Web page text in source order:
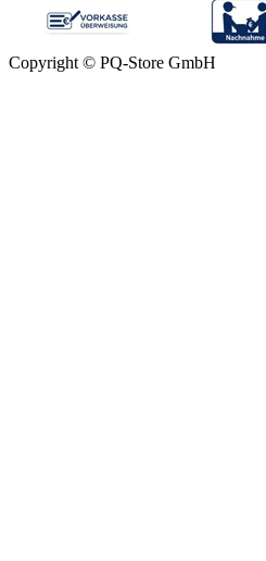
Copyright © PQ-Store GmbH